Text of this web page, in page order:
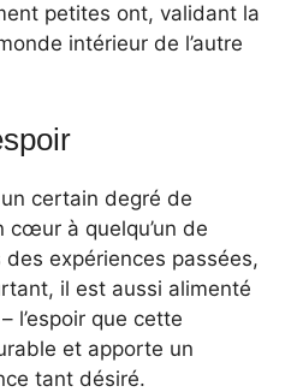
petites ont, validant la
intérieur de l’autre
certain degré de
cœur à quelqu’un de
expériences passées,
il est aussi alimenté
l’espoir que cette
et apporte un
tant désiré.